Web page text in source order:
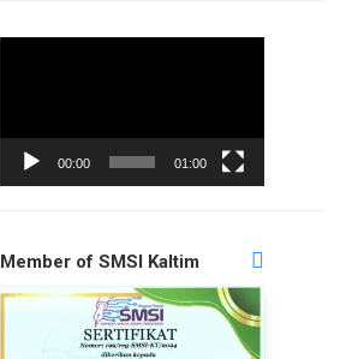
00:00 01:00
Member of SMSI Kaltim